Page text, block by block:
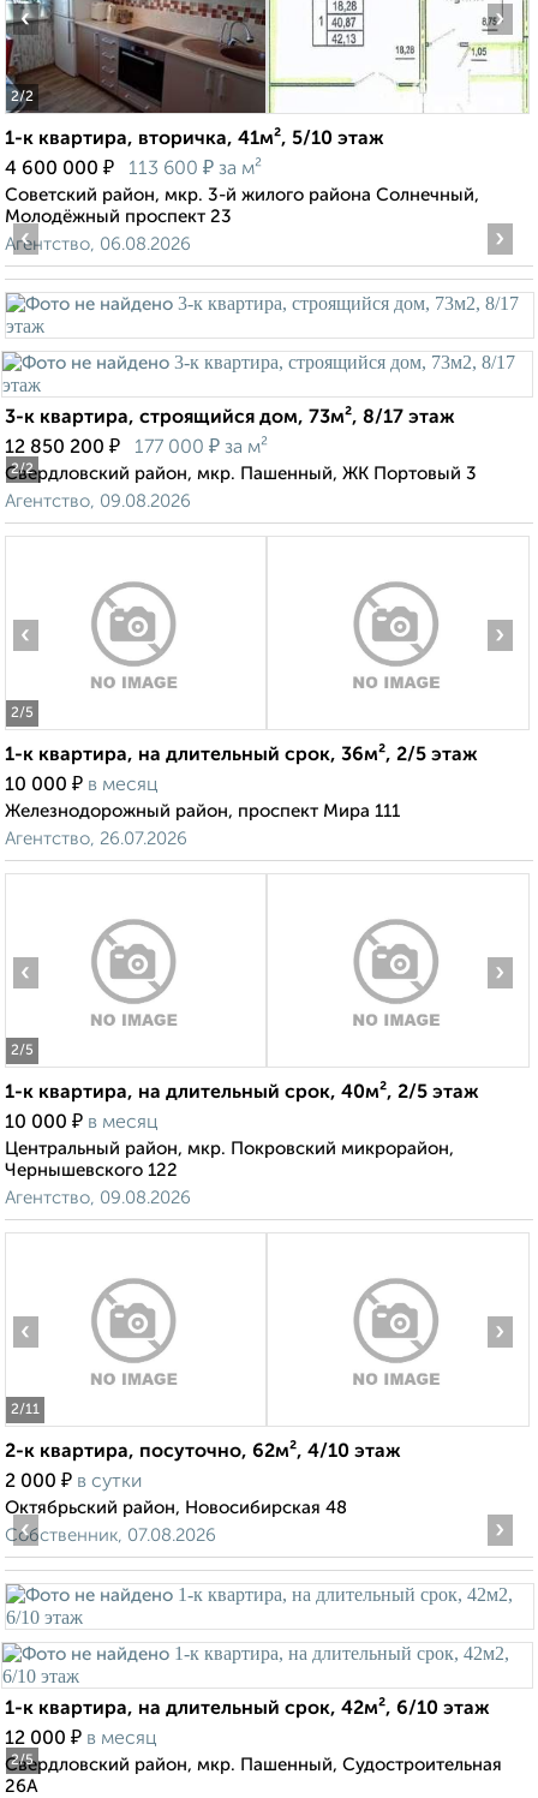
2/2
‹ ›
1-к квартира, вторичка, 41м², 5/10 этаж
4 600 000 ₽ 113 600 ₽ за м²
Советский район, мкр. 3-й жилого района Солнечный,
Молодёжный проспект 23
Агентство, 06.08.2026
2/2
‹ ›
3-к квартира, строящийся дом, 73м², 8/17 этаж
12 850 200 ₽ 177 000 ₽ за м²
Свердловский район, мкр. Пашенный, ЖК Портовый 3
Агентство, 09.08.2026
2/5
‹ ›
1-к квартира, на длительный срок, 36м², 2/5 этаж
10 000 ₽ в месяц
Железнодорожный район, проспект Мира 111
Агентство, 26.07.2026
2/5
‹ ›
1-к квартира, на длительный срок, 40м², 2/5 этаж
10 000 ₽ в месяц
Центральный район, мкр. Покровский микрорайон,
Чернышевского 122
Агентство, 09.08.2026
2/11
‹ ›
2-к квартира, посуточно, 62м², 4/10 этаж
2 000 ₽ в сутки
Октябрьский район, Новосибирская 48
Собственник, 07.08.2026
2/5
‹ ›
1-к квартира, на длительный срок, 42м², 6/10 этаж
12 000 ₽ в месяц
Свердловский район, мкр. Пашенный, Судостроительная
26А